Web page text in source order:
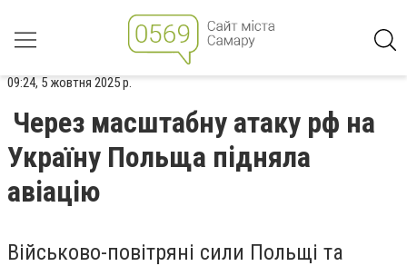
09:24, 5 жовтня 2025 р.
Через масштабну атаку рф на
Україну Польща підняла
авіацію
Військово-повітряні сили Польщі та